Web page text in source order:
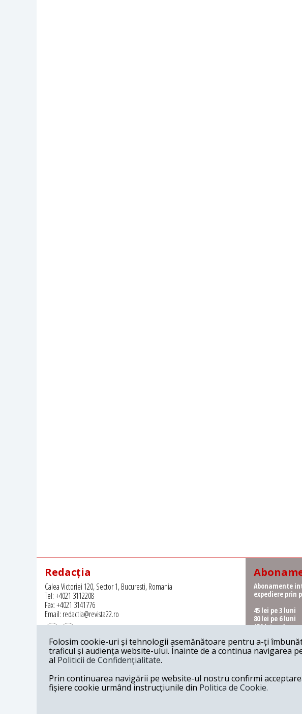
Redacția
Calea Victoriei 120, Sector 1, Bucuresti, Romania
Tel: +4021 3112208
Fax: +4021 3141776
Email: redactia@revista22.ro
Revista 22 este editata de
Abonamente
expediere prin
45 lei pe 3 luni
80 lei pe 6 luni
150 lei pe 1 an
Abonamente
ridicare de la
62 lei pe 6 luni
115 lei pe 1 an
Folosim cookie-uri și tehnologii asemănătoare pentru a-ți
traficul și audiența website-ului. Înainte de a continua navigarea
al Politicii de Confidențialitate.
Prin continuarea navigării pe website-ul nostru confirmi
fișiere cookie urmând instrucțiunile din Politica de Cookie.